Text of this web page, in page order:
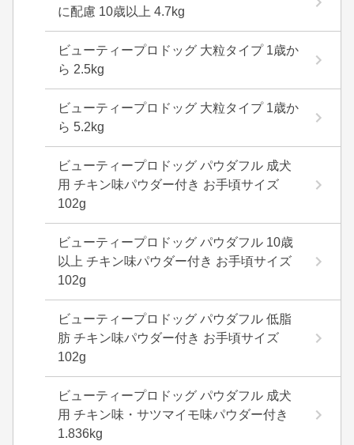
に配慮 10歳以上 4.7kg
ビューティープロドッグ 大粒タイプ 1歳か
ら 2.5kg
ビューティープロドッグ 大粒タイプ 1歳か
ら 5.2kg
ビューティープロドッグ パウダフル 成犬
用 チキン味パウダー付き お手頃サイズ
102g
ビューティープロドッグ パウダフル 10歳
以上 チキン味パウダー付き お手頃サイズ
102g
ビューティープロドッグ パウダフル 低脂
肪 チキン味パウダー付き お手頃サイズ
102g
ビューティープロドッグ パウダフル 成犬
用 チキン味・サツマイモ味パウダー付き
1.836kg